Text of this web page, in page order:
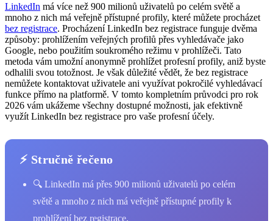
LinkedIn má více než 900 milionů uživatelů po celém světě a
mnoho z nich má veřejně přístupné profily, které můžete procházet
bez registrace. Procházení LinkedIn bez registrace funguje dvěma
způsoby: prohlížením veřejných profilů přes vyhledávače jako
Google, nebo použitím soukromého režimu v prohlížeči. Tato
metoda vám umožní anonymně prohlížet profesní profily, aniž byste
odhalili svou totožnost. Je však důležité vědět, že bez registrace
nemůžete kontaktovat uživatele ani využívat pokročilé vyhledávací
funkce přímo na platformě. V tomto kompletním průvodci pro rok
2026 vám ukážeme všechny dostupné možnosti, jak efektivně
využít LinkedIn bez registrace pro vaše profesní účely.
⚡ Stručně řečeno
🔍 LinkedIn má přes 900 milionů uživatelů po celém
světě a mnoho z nich má veřejně přístupné profily k
prohlížení bez registrace.